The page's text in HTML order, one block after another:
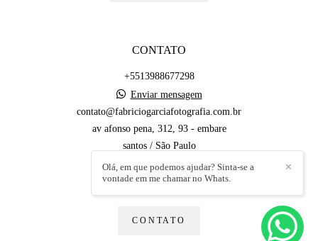
CONTATO
+5513988677298
Enviar mensagem
contato@fabriciogarciafotografia.com.br
av afonso pena, 312, 93 - embare
santos / São Paulo
CONTATO
✕
Olá, em que podemos ajudar? Sinta-se a
vontade em me chamar no Whats.